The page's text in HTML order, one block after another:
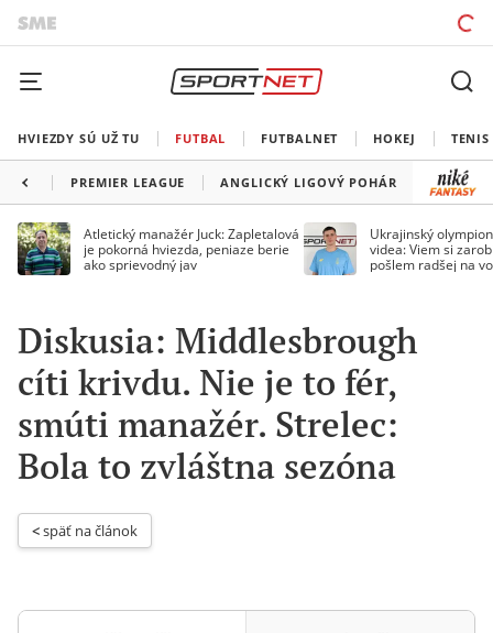
HVIEZDY SÚ UŽ TU FUTBAL FUTBALNET HOKEJ TENIS
PREMIER LEAGUE ANGLICKÝ LIGOVÝ POHÁR FA CUP
Atletický manažér Juck: Zapletalová
je pokorná hviezda, peniaze berie
ako sprievodný jav
Ukrajinský
videa: Viem si
pošlem radšej na
Diskusia: Middlesbrough
cíti krivdu. Nie je to fér,
smúti manažér. Strelec:
Bola to zvláštna sezóna
< späť na článok